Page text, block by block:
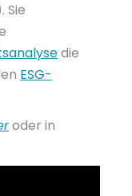
Sie
die
ESG-
oder in